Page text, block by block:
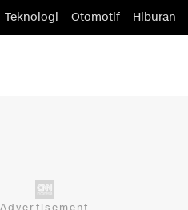
Teknologi Otomotif Hiburan